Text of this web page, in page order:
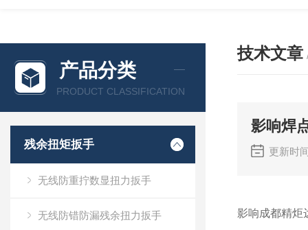
产品分类
PRODUCT CLASSIFICATION
残余扭矩扳手
无线防重拧数显扭力扳手
无线防错防漏残余扭力扳手
技术文章
影响焊
更新时
影响成都精炬